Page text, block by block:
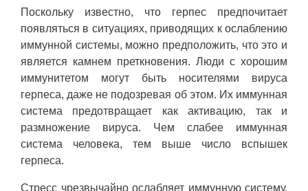
Поскольку известно, что герпес предпочитает
появляться в ситуациях, приводящих к ослаблению
иммунной системы, можно предположить, что это и
является камнем преткновения. Люди с хорошим
иммунитетом могут быть носителями вируса
герпеса, даже не подозревая об этом. Их иммунная
система предотвращает как активацию, так и
размножение вируса. Чем слабее иммунная
система человека, тем выше число вспышек
герпеса.
Стресс чрезвычайно ослабляет иммунную систему.